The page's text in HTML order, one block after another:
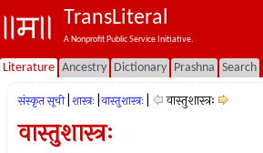
TransLiteral
A Nonprofit Public Service Initiative.
Literature Ancestry Dictionary Prashna Search
संस्कृत सूची शास्त्रः वास्तुशास्त्रः वास्तुशास्त्रः
वास्तुशास्त्रः